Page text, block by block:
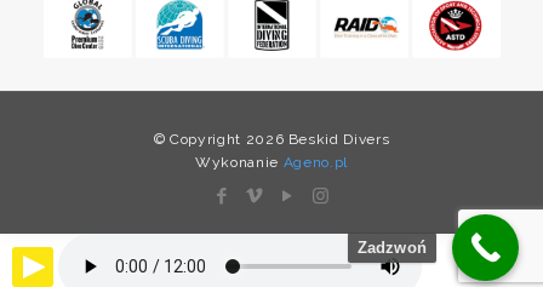
© Copyright 2026 Beskid Divers
Wykonanie Ageno.pl
Zadzwoń